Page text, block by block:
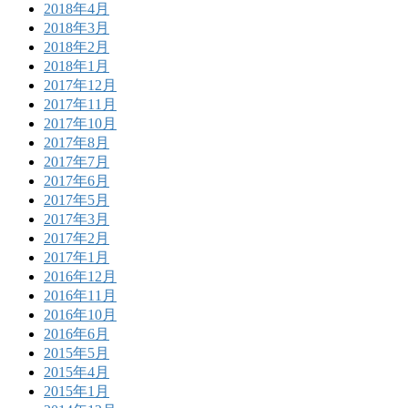
2018年4月
2018年3月
2018年2月
2018年1月
2017年12月
2017年11月
2017年10月
2017年8月
2017年7月
2017年6月
2017年5月
2017年3月
2017年2月
2017年1月
2016年12月
2016年11月
2016年10月
2016年6月
2015年5月
2015年4月
2015年1月